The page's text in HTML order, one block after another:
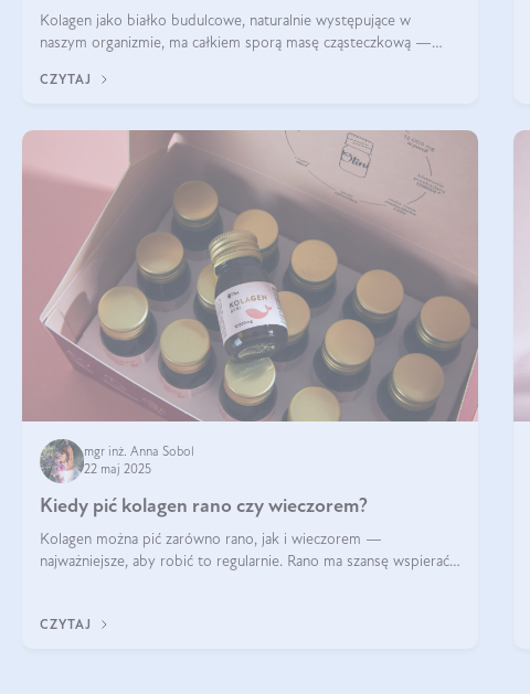
Kolagen jako białko budulcowe, naturalnie występujące w
naszym organizmie, ma całkiem sporą masę cząsteczkową —
formie, byłby trudno strawialny. Aby był lepiej przyswajalny i
CZYTAJ
mgr inż. Anna Sobol
22 maj 2025
Kiedy pić kolagen rano czy wieczorem?
Kolagen można pić zarówno rano, jak i wieczorem —
najważniejsze, aby robić to regularnie. Rano ma szansę wspierać
CZYTAJ